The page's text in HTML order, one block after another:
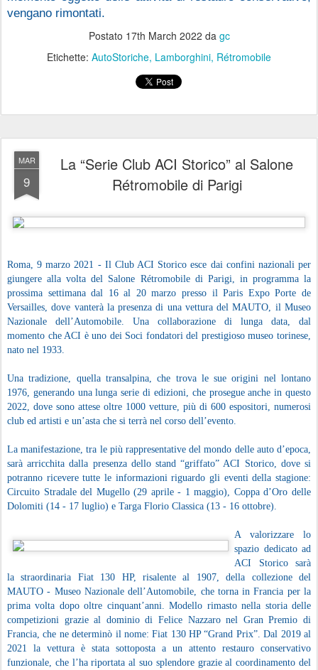
vengano rimontati.
Postato 17th March 2022 da gc
Etichette: AutoStoriche Lamborghini Rétromobile
MAR
9
La “Serie Club ACI Storico” al Salone
Rétromobile di Parigi
Roma, 9 marzo 2021 - Il Club ACI Storico esce dai confini nazionali per
giungere alla volta del Salone Rétromobile di Parigi, in programma la
prossima settimana dal 16 al 20 marzo presso il Paris Expo Porte de
Versailles, dove vanterà la presenza di una vettura del MAUTO, il Museo
Nazionale dell’Automobile. Una collaborazione di lunga data, dal
momento che ACI è uno dei Soci fondatori del prestigioso museo torinese,
nato nel 1933.
Una tradizione, quella transalpina, che trova le sue origini nel lontano
1976, generando una lunga serie di edizioni, che prosegue anche in questo
2022, dove sono attese oltre 1000 vetture, più di 600 espositori, numerosi
club ed artisti e un’asta che si terrà nel corso dell’evento.
La manifestazione, tra le più rappresentative del mondo delle auto d’epoca,
sarà arricchita dalla presenza dello stand “griffato” ACI Storico, dove si
potranno ricevere tutte le informazioni riguardo gli eventi della stagione:
Circuito Stradale del Mugello (29 aprile - 1 maggio), Coppa d’Oro delle
Dolomiti (14 - 17 luglio) e Targa Florio Classica (13 - 16 ottobre).
A valorizzare lo
spazio dedicato ad
ACI Storico sarà
la straordinaria Fiat 130 HP, risalente al 1907, della collezione del
MAUTO - Museo Nazionale dell’Automobile, che torna in Francia per la
prima volta dopo oltre cinquant’anni. Modello rimasto nella storia delle
competizioni grazie al dominio di Felice Nazzaro nel Gran Premio di
Francia, che ne determinò il nome: Fiat 130 HP “Grand Prix”. Dal 2019 al
2021 la vettura è stata sottoposta a un attento restauro conservativo
funzionale, che l’ha riportata al suo splendore grazie al coordinamento del